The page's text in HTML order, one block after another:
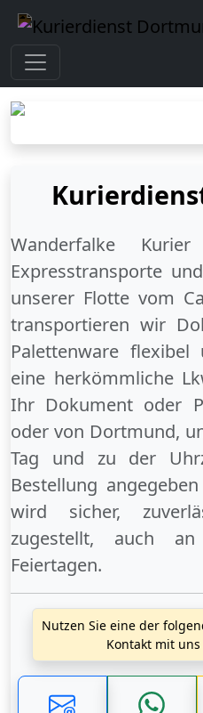
Wanderfalke
Expresstransporte
unserer Flotte vom
transportieren wir
Palettenware
eine herkömmliche
Ihr Dokument oder
oder von Dortmund,
Tag und zu der
Bestellung
wird sicher,
zugestellt, auch an
Feiertagen.
Nutzen Sie eine der
Kontakt mit